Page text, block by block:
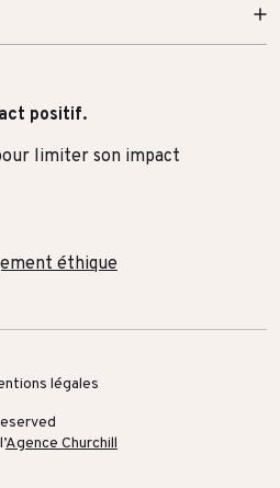
positif.
limiter son impact
éthique
légales
Agence Churchill